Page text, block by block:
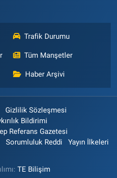
Trafik Durumu
Tüm Manşetler
Haber Arşivi
Gizlilik Sözleşmesi
Bildirimi
Referans Gazetesi
Sorumluluk Reddi Yayın İlkeleri
TE Bilişim